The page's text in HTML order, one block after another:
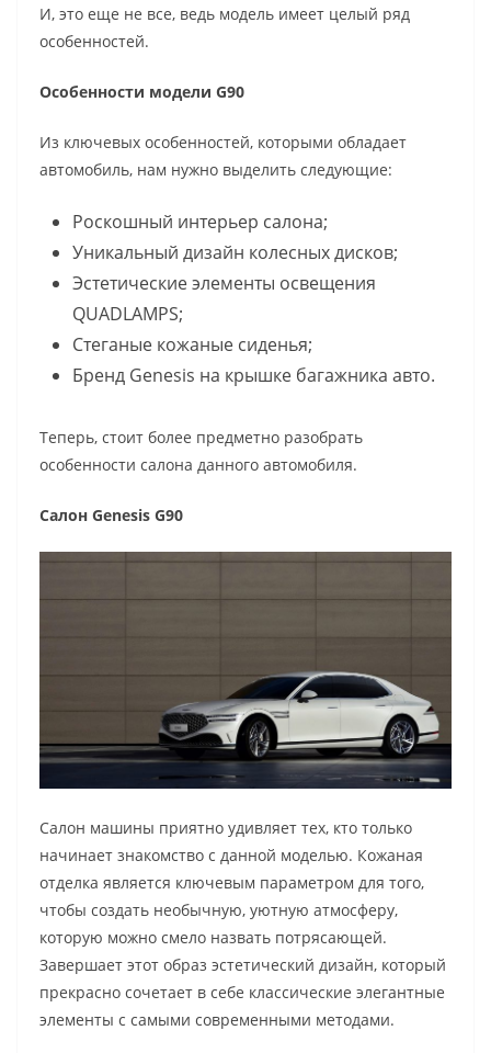
И, это еще не все, ведь модель имеет целый ряд
особенностей.
Особенности модели G90
Из ключевых особенностей, которыми обладает
автомобиль, нам нужно выделить следующие:
Роскошный интерьер салона;
Уникальный дизайн колесных дисков;
Эстетические элементы освещения
QUADLAMPS;
Стеганые кожаные сиденья;
Бренд Genesis на крышке багажника авто.
Теперь, стоит более предметно разобрать
особенности салона данного автомобиля.
Салон Genesis G90
Салон машины приятно удивляет тех, кто только
начинает знакомство с данной моделью. Кожаная
отделка является ключевым параметром для того,
чтобы создать необычную, уютную атмосферу,
которую можно смело назвать потрясающей.
Завершает этот образ эстетический дизайн, который
прекрасно сочетает в себе классические элегантные
элементы с самыми современными методами.